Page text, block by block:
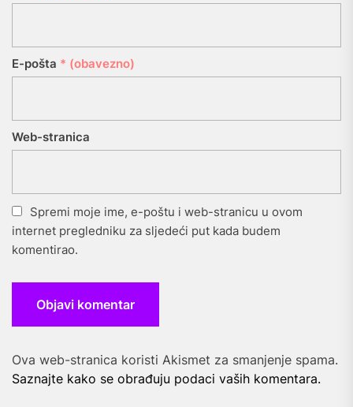
E-pošta * (obavezno)
Web-stranica
Spremi moje ime, e-poštu i web-stranicu u ovom
internet pregledniku za sljedeći put kada budem
komentirao.
Ova web-stranica koristi Akismet za smanjenje spama.
Saznajte kako se obrađuju podaci vaših komentara.